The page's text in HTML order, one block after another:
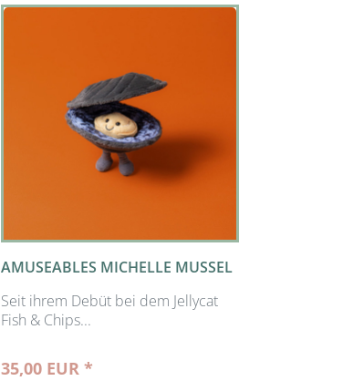
AMUSEABLES MICHELLE MUSSEL
Seit ihrem Debüt bei dem Jellycat
Fish & Chips...
35,00 EUR *